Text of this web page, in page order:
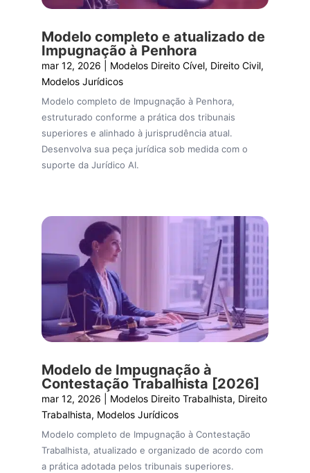
Modelo completo e atualizado de
Impugnação à Penhora
mar 12, 2026 Modelos Direito Cível, Direito Civil,
Modelos Jurídicos
Modelo completo de Impugnação à Penhora,
estruturado conforme a prática dos tribunais
superiores e alinhado à jurisprudência atual.
Desenvolva sua peça jurídica sob medida com o
suporte da Jurídico AI.
Modelo de Impugnação à
Contestação Trabalhista [2026]
mar 12, 2026 Modelos Direito Trabalhista, Direito
Trabalhista, Modelos Jurídicos
Modelo completo de Impugnação à Contestação
Trabalhista, atualizado e organizado de acordo com
a prática adotada pelos tribunais superiores.